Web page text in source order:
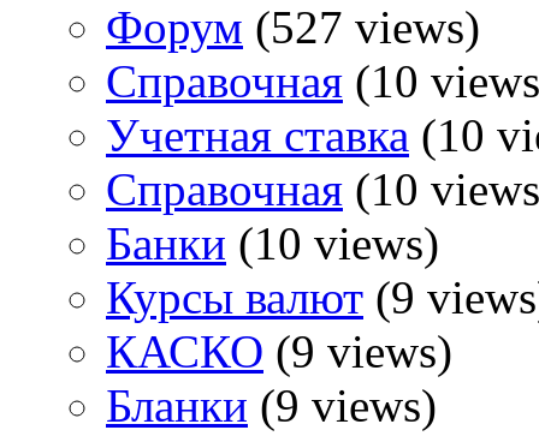
Форум (527 views)
Справочная (10
Учетная ставка (10
Справочная (10
Банки (10 views)
Курсы валют (9
КАСКО (9 views)
Бланки (9 views)